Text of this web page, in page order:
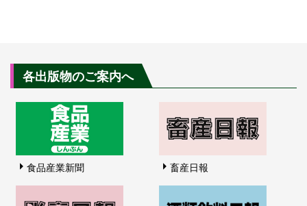
各出版物のご案内へ
食品産業新聞 畜産日報